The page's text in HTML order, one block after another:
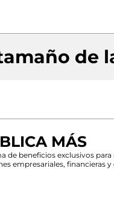
de
MÁS
de beneficios exclusivos
empresariales, financieras